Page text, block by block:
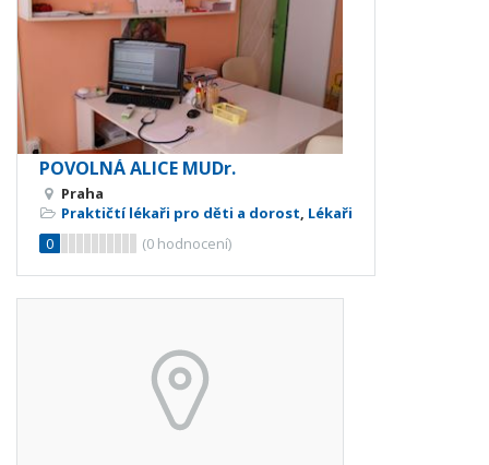
POVOLNÁ ALICE MUDr.
Praha
Praktičtí lékaři pro děti a dorost, Lékaři
0
(0 hodnocení)